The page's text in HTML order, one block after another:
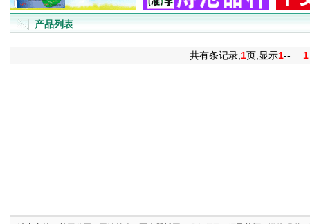
产品列表
共有条记录, 1页,显示1-- 1